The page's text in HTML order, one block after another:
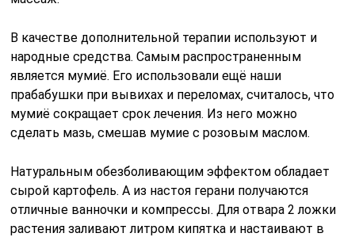
В качестве дополнительной терапии используют и
народные средства. Самым распространенным
является мумиё. Его использовали ещё наши
прабабушки при вывихах и переломах, считалось, что
мумиё сокращает срок лечения. Из него можно
сделать мазь, смешав мумие с розовым маслом.
Натуральным обезболивающим эффектом обладает
сырой картофель. А из настоя герани получаются
отличные ванночки и компрессы. Для отвара 2 ложки
растения заливают литром кипятка и настаивают в